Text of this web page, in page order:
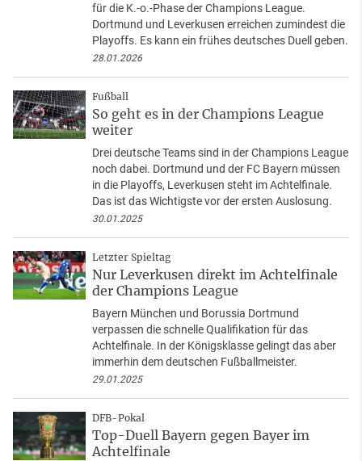
für die K.-o.-Phase der Champions League.
Dortmund und Leverkusen erreichen zumindest die
Playoffs. Es kann ein frühes deutsches Duell geben.
28.01.2026
Fußball
So geht es in der Champions League
weiter
Drei deutsche Teams sind in der Champions League
noch dabei. Dortmund und der FC Bayern müssen
in die Playoffs, Leverkusen steht im Achtelfinale.
Das ist das Wichtigste vor der ersten Auslosung.
30.01.2025
Letzter Spieltag
Nur Leverkusen direkt im Achtelfinale
der Champions League
Bayern München und Borussia Dortmund
verpassen die schnelle Qualifikation für das
Achtelfinale. In der Königsklasse gelingt das aber
immerhin dem deutschen Fußballmeister.
29.01.2025
DFB-Pokal
Top-Duell Bayern gegen Bayer im
Achtelfinale